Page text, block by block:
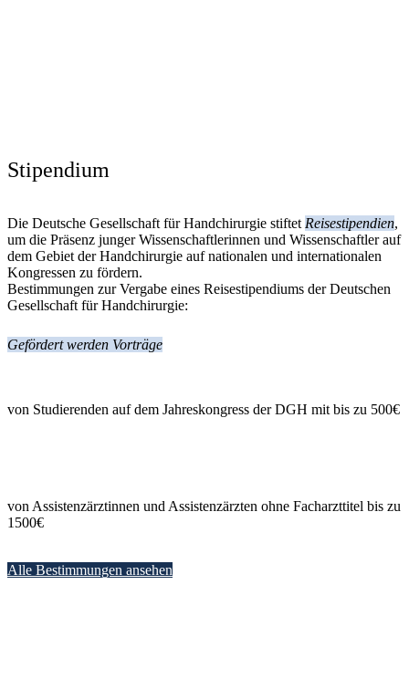
Stipendium
Die Deutsche Gesellschaft für Handchirurgie stiftet Reisestipendien,
um die Präsenz junger Wissenschaftlerinnen und Wissenschaftler auf
dem Gebiet der Handchirurgie auf nationalen und internationalen
Kongressen zu fördern.
Bestimmungen zur Vergabe eines Reisestipendiums der Deutschen
Gesellschaft für Handchirurgie:
Gefördert werden Vorträge
von Studierenden auf dem Jahreskongress der DGH mit bis zu 500€
von Assistenzärztinnen und Assistenzärzten ohne Facharzttitel bis zu
1500€
Alle Bestimmungen ansehen